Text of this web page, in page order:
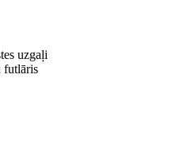
uzgaļi
futlāris